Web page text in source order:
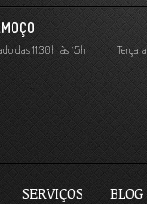
das 11:30h às 15h Terça
SERVIÇOS BLOG